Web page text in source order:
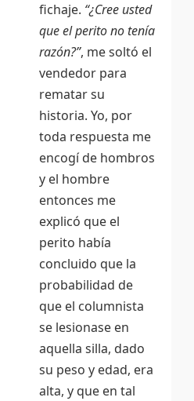
fichaje. “¿Cree usted
que el perito no tenía
razón?”, me soltó el
vendedor para
rematar su
historia. Yo, por
toda respuesta me
encogí de hombros
y el hombre
entonces me
explicó que el
perito había
concluido que la
probabilidad de
que el columnista
se lesionase en
aquella silla, dado
su peso y edad, era
alta, y que en tal